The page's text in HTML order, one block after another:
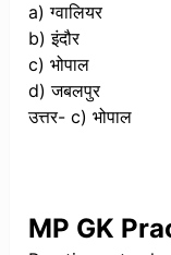
a) ग्वालियर
b) इंदौर
c) भोपाल
d) जबलपुर
उत्तर- c) भोपाल
MP GK